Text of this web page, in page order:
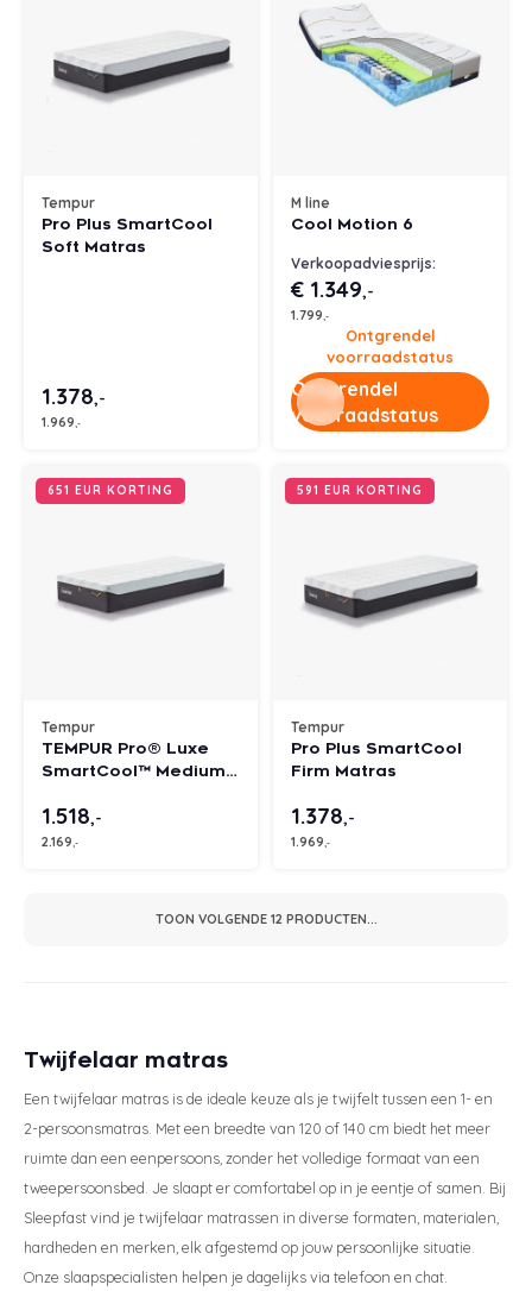
Tempur
Pro Plus SmartCool
Soft Matras
1.378,-
1.969 ,-
M line
Cool Motion 6
Verkoopadviesprijs:
€ 1.349,-
1.799 ,-
Ontgrendel
voorraadstatus
Ontgrendel
voorraadstatus
651 EUR KORTING
Tempur
TEMPUR Pro® Luxe
SmartCool™ Medium
1.518,-
2.169 ,-
591 EUR KORTING
Tempur
Pro Plus SmartCool
Firm Matras
1.378,-
1.969 ,-
TOON VOLGENDE 12 PRODUCTEN...
Twijfelaar matras
Een twijfelaar matras is de ideale keuze als je twijfelt tussen een 1- en
2-persoonsmatras. Met een breedte van 120 of 140 cm biedt het meer
ruimte dan een eenpersoons, zonder het volledige formaat van een
tweepersoonsbed. Je slaapt er comfortabel op in je eentje of samen. Bij
Sleepfast vind je twijfelaar matrassen in diverse formaten, materialen,
hardheden en merken, elk afgestemd op jouw persoonlijke situatie.
Onze slaapspecialisten helpen je dagelijks via telefoon en chat.